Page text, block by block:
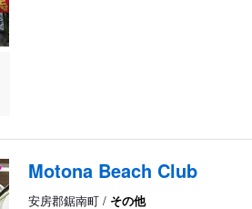
Motona Beach Club
安房郡鋸南町 / その他